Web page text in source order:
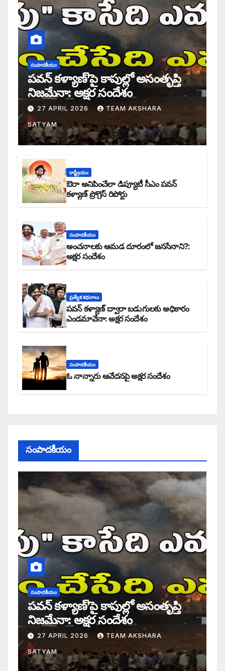
సంపాదకీయం
పవన్ కళ్యాణ్’పై కాపుల్లో అసంతృప్తి
నిజమేనా: అక్షర సందేశం
27 APRIL 2026 TEAM AKSHARA
SATYAM
రాష్ట్రీయం
ఔరా అనిపించేలా డిప్యూటీ సీఎం పవన్
కళ్యాణ్ ప్రోగ్రెస్ రిపోర్టు
సంపాదకీయం
అంచనాలకు ఆమడ దూరంలో జనసేనాని?:
అక్షర సందేశం
ప్రత్యేక కధనాలు
పవన్ కళ్యాణ్ ద్వారా బడుగులకు అధికారం
ఎండమావేనా: అక్షర సందేశం
సంపాదకీయం
ఓ నాన్నారు ఆవేదనపై అక్షర సందేశం
సంపాదకీయం
సంపాదకీయం
పవన్ కళ్యాణ్’పై కాపుల్లో అసంతృప్తి
నిజమేనా: అక్షర సందేశం
27 APRIL 2026 TEAM AKSHARA
SATYAM